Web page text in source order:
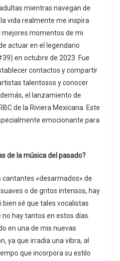
mientras navegan de
vida realmente me inspira.
mejores momentos de mi
actuar en el legendario
en octubre de 2023. Fue
contactos y compartir
talentosos y conocer
el lanzamiento de
de la Riviera Mexicana. Este
emocionante para
de la música del pasado?
cantantes «desarmados» de
o de gritos intensos, hay
bien sé que tales vocalistas
hay tantos en estos días.
en una de mis nuevas
ya que irradia una vibra, al
que incorpora su estilo